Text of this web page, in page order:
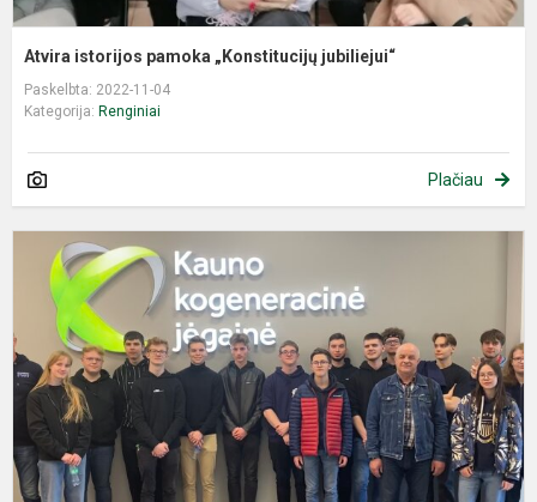
Atvira istorijos pamoka „Konstitucijų jubiliejui“
Paskelbta: 2022-11-04
Kategorija: Renginiai
Plačiau